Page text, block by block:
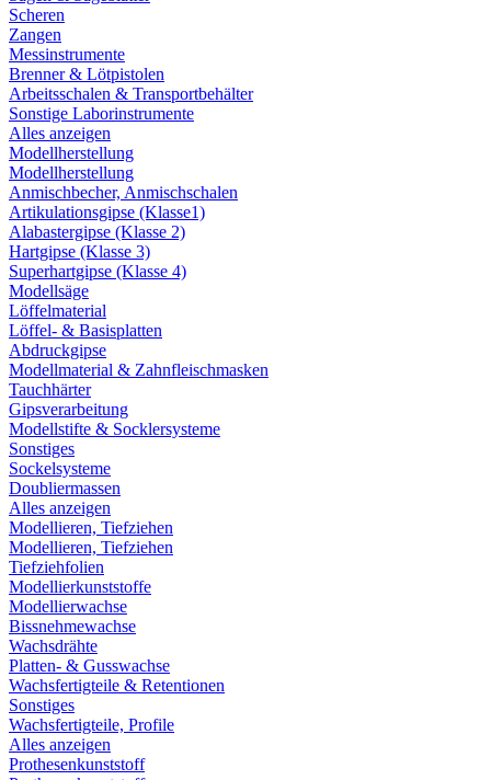
Scheren
Zangen
Messinstrumente
Brenner & Lötpistolen
Arbeitsschalen & Transportbehälter
Sonstige Laborinstrumente
Alles anzeigen
Modellherstellung
Modellherstellung
Anmischbecher, Anmischschalen
Artikulationsgipse (Klasse1)
Alabastergipse (Klasse 2)
Hartgipse (Klasse 3)
Superhartgipse (Klasse 4)
Modellsäge
Löffelmaterial
Löffel- & Basisplatten
Abdruckgipse
Modellmaterial & Zahnfleischmasken
Tauchhärter
Gipsverarbeitung
Modellstifte & Socklersysteme
Sonstiges
Sockelsysteme
Doubliermassen
Alles anzeigen
Modellieren, Tiefziehen
Modellieren, Tiefziehen
Tiefziehfolien
Modellierkunststoffe
Modellierwachse
Bissnehmewachse
Wachsdrähte
Platten- & Gusswachse
Wachsfertigteile & Retentionen
Sonstiges
Wachsfertigteile, Profile
Alles anzeigen
Prothesenkunststoff